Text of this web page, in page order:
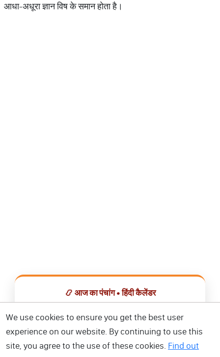
आधा-अधूरा ज्ञान विष के समान होता है।
📿 आज का पंचांग • हिंदी कैलेंडर
📅 हिंदी कैलेंडर ऐप डाउनलोड करें
We use cookies to ensure you get the best user
experience on our website. By continuing to use this
site, you agree to the use of these cookies. Find out